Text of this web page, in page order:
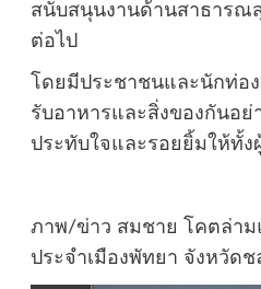
สนับสนุนงานด้านสาธารณ
ต่อไป
โดยมีประชาชนและนักท่อ
รับอาหารและสิ่งของกันอย่
ประทับใจและรอยยิ้มให้ทั้
ภาพ/ข่าว สมชาย โคตล่า
ประจำเมืองพัทยา จังหวัดช